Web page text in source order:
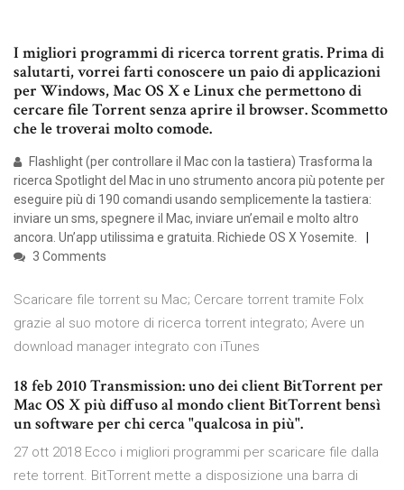
I migliori programmi di ricerca torrent gratis. Prima di
salutarti, vorrei farti conoscere un paio di applicazioni
per Windows, Mac OS X e Linux che permettono di
cercare file Torrent senza aprire il browser. Scommetto
che le troverai molto comode.
Flashlight (per controllare il Mac con la tastiera) Trasforma la
ricerca Spotlight del Mac in uno strumento ancora più potente per
eseguire più di 190 comandi usando semplicemente la tastiera:
inviare un sms, spegnere il Mac, inviare un’email e molto altro
ancora. Un’app utilissima e gratuita. Richiede OS X Yosemite.
3 Comments
Scaricare file torrent su Mac; Cercare torrent tramite Folx
grazie al suo motore di ricerca torrent integrato; Avere un
download manager integrato con iTunes
18 feb 2010 Transmission: uno dei client BitTorrent per
Mac OS X più diffuso al mondo client BitTorrent bensì
un software per chi cerca "qualcosa in più".
27 ott 2018 Ecco i migliori programmi per scaricare file dalla
rete torrent. BitTorrent mette a disposizione una barra di